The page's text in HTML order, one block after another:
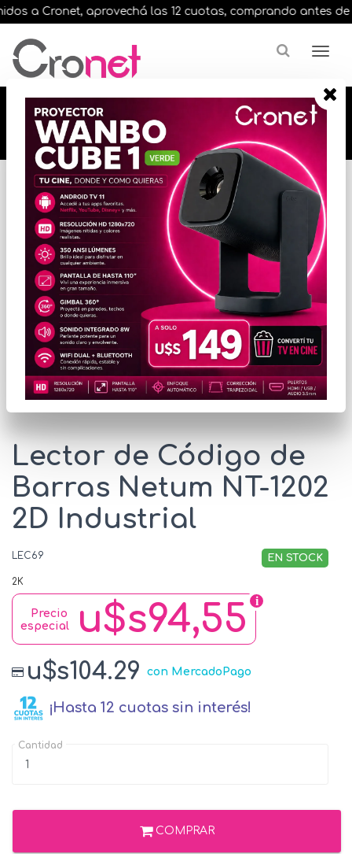
a Cronet, aprovechá las 12 cuotas, comprando antes de
🔥🔥🔥 12 cuotas, en todos nuestros artículos,
comprando antes de las 13 hrs. envíos en el
día 🔥🔥🔥
Inicio
LECTORES DE CODIGO DE BARRAS
LECTORES DE CODIGO DE BARRAS
Lector de Código de
Barras Netum NT-1202
2D Industrial
LEC69 EN STOCK
2K
u$s94,55
Precio
especial
u$s104.29 con MercadoPago
¡Hasta 12 cuotas sin interés!
Cantidad
COMPRAR